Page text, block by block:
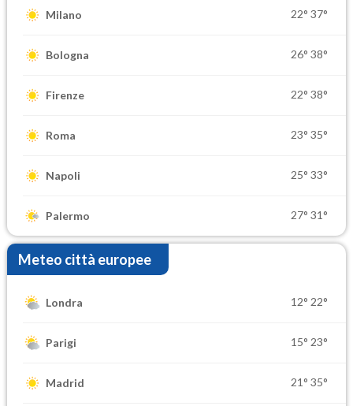
Milano 22° 37°
Bologna 26° 38°
Firenze 22° 38°
Roma 23° 35°
Napoli 25° 33°
Palermo 27° 31°
Meteo città europee
Londra 12° 22°
Parigi 15° 23°
Madrid 21° 35°